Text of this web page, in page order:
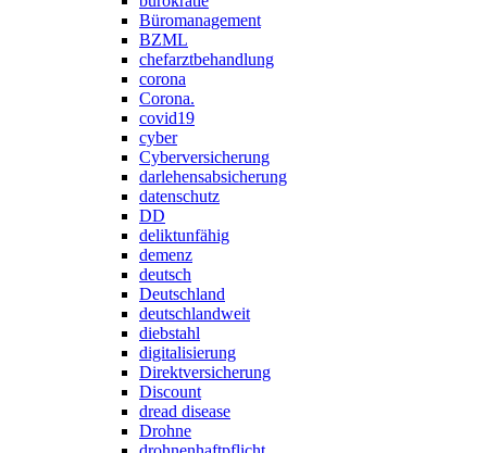
Büromanagement
BZML
chefarztbehandlung
corona
Corona.
covid19
cyber
Cyberversicherung
darlehensabsicherung
datenschutz
DD
deliktunfähig
demenz
deutsch
Deutschland
deutschlandweit
diebstahl
digitalisierung
Direktversicherung
Discount
dread disease
Drohne